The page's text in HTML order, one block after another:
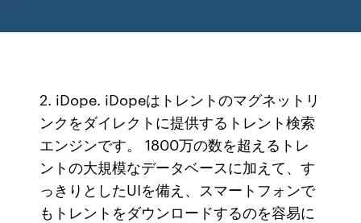
2. iDope. iDopeはトレントのマグネットリ
ンクをダイレクトに提供するトレント検索
エンジンです。 1800万の数を超えるトレ
ントの大規模なデータベースに加えて、す
っきりとしたUIを備え、スマートフォンで
もトレントをダウンロードするのを容易に